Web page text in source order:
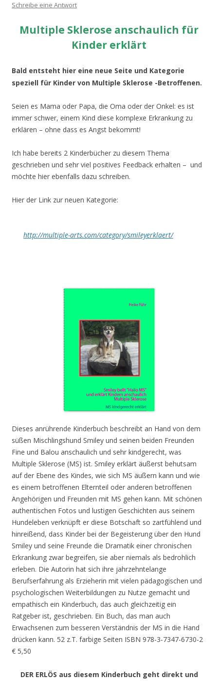
Schreibe eine Antwort
Multiple Sklerose anschaulich für
Kinder erklärt
Bald entsteht hier eine neue Seite und Kategorie
speziell für Kinder von Multiple Sklerose -Betroffenen.
Seien es Mama oder Papa, die Oma oder der Onkel: es ist
immer schwer, einem Kind diese komplexe Erkrankung zu
erklären – ohne dass es Angst bekommt!
Ich habe bereits 2 Kinderbücher zu diesem Thema
geschrieben und sehr viel positives Feedback erhalten – und
möchte hier ebenfalls dazu schreiben.
Hier der Link zur neuen Kategorie:
http://multiple-arts.com/category/smileyerklaert/
Dieses anrührende Kinderbuch beschreibt an Hand von dem
süßen Mischlingshund Smiley und seinen beiden Freunden
Fine und Balou anschaulich und sehr kindgerecht, was
Multiple Sklerose (MS) ist. Smiley erklärt äußerst behutsam
auf der Ebene des Kindes, wie sich MS äußern kann und wie
es einem betroffenen Elternteil oder anderen betroffenen
Angehörigen und Freunden mit MS gehen kann. Mit schönen
authentischen Fotos und lustigen Geschichten aus seinem
Hundeleben verknüpft er diese Botschaft so zartfühlend und
hinreißend, dass Kinder bei der Begeisterung über den Hund
Smiley und seine Freunde die Dramatik einer chronischen
Erkrankung zwar begreifen, sie aber niemals als bedrohlich
erleben. Die Autorin hat sich ihre jahrzehntelange
Berufserfahrung als Erzieherin mit vielen pädagogischen und
psychologischen Weiterbildungen zu Nutze gemacht und
empathisch ein Kinderbuch, das auch gleichzeitig ein
Ratgeber ist, geschrieben. Ein Buch, das man auch
Erwachsenen zum besseren Verständnis der MS in die Hand
drücken kann. 52 z.T. farbige Seiten ISBN 978-3-7347-6730-2
€ 5,50
DER ERLÖS aus diesem Kinderbuch geht direkt und